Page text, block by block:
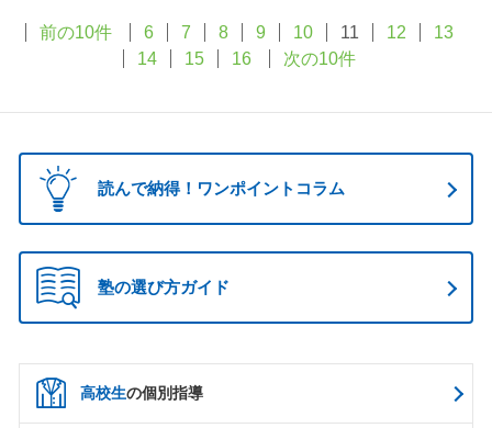
前の10件 6 7 8 9 10 11 12
13
14
15 16 次の10件
読んで納得！ワンポイントコラム
塾の選び方ガイド
高校生の個別指導